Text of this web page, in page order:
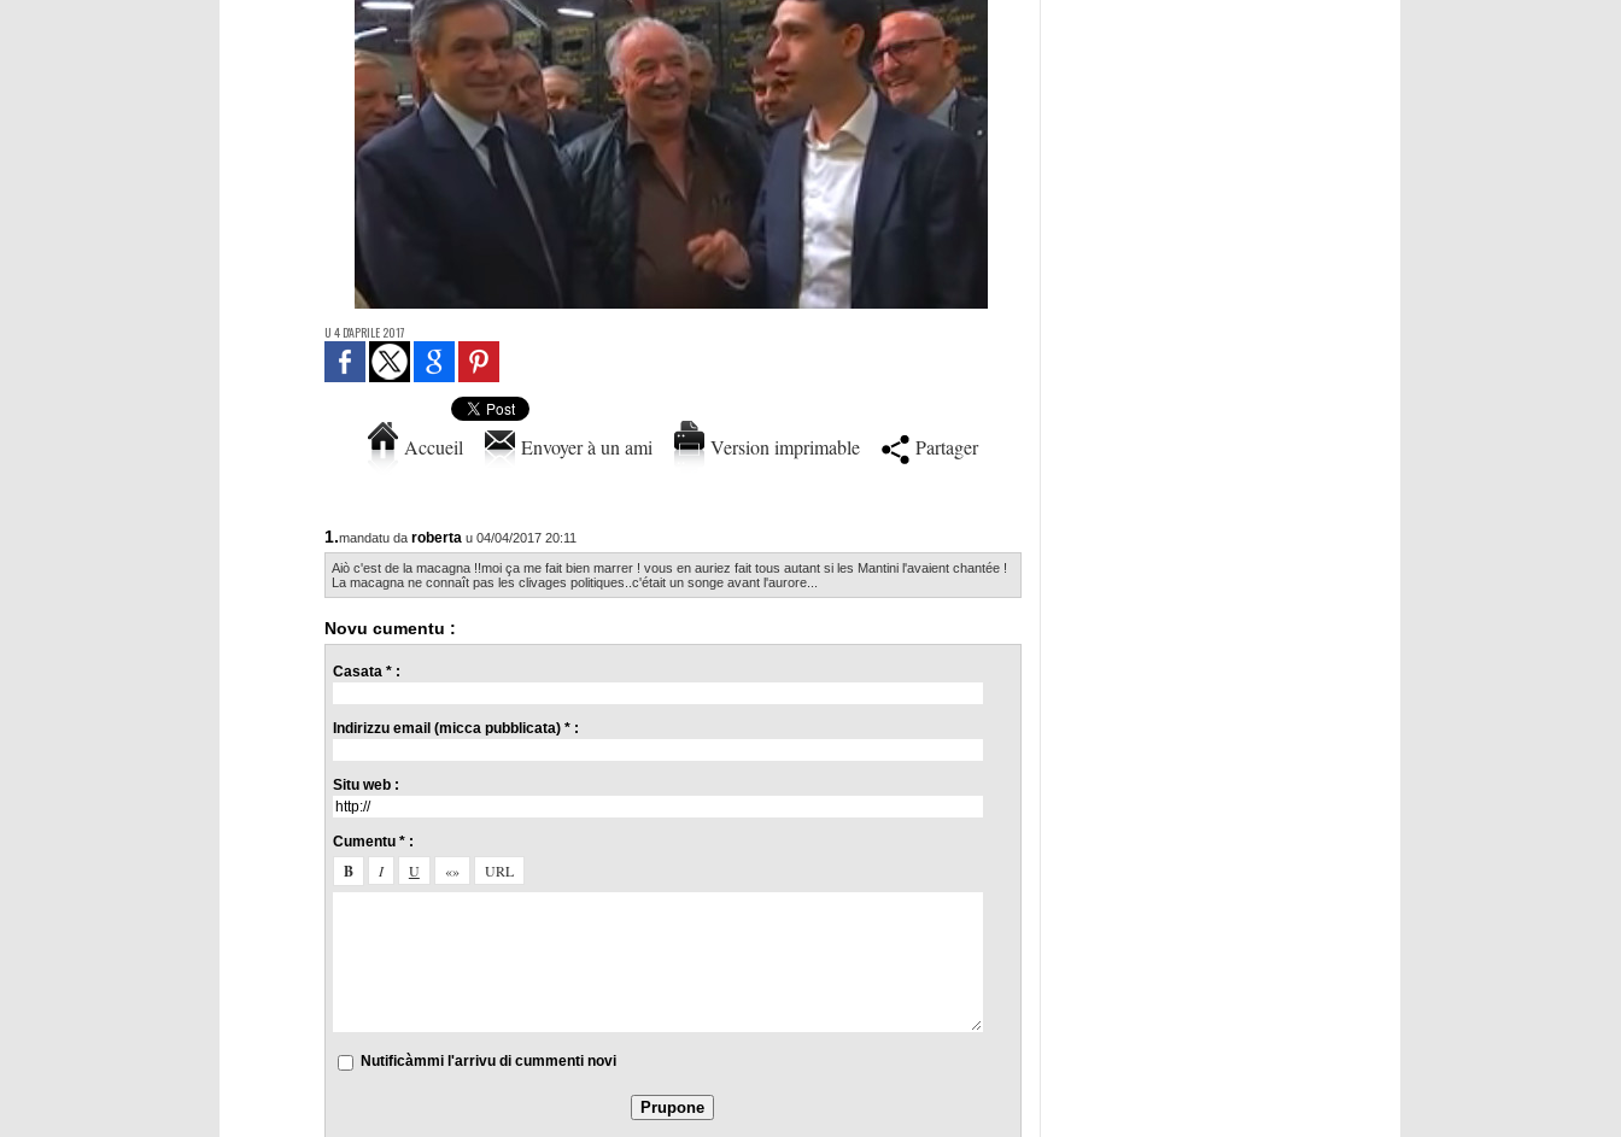
U 4 D'APRILE 2017
Accueil Envoyer à un ami Version imprimable Partager
1.mandatu da roberta u 04/04/2017 20:11
Aiò c'est de la macagna !!moi ça me fait bien marrer ! vous en auriez fait tous autant si les Mantini l'avaient chantée !
La macagna ne connaît pas les clivages politiques..c'était un songe avant l'aurore...
Novu cumentu :
Casata * :
Indirizzu email (micca pubblicata) * :
Situ web :
Cumentu * :
Nutificàmmi l'arrivu di cummenti novi